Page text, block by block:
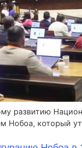
развитию
Нобоа, который